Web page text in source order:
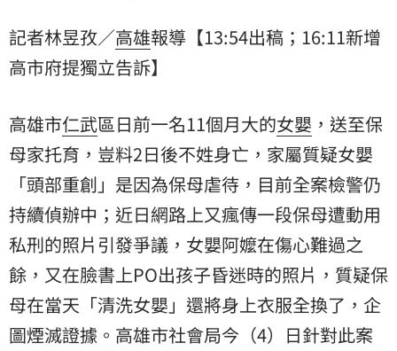
記者林昱孜／高雄報導【13:54出稿；16:11新增
高市府提獨立告訴】
高雄市仁武區日前一名11個月大的女嬰 ，送至保
母家托育，豈料2日後不姓身亡，家屬質疑女嬰
「頭部重創」是因為保母虐待，目前全案檢警仍
持續偵辦中；近日網路上又瘋傳一段保母遭動用
私刑的照片引發爭議，女嬰阿嬤在傷心難過之
餘，又在臉書上PO出孩子昏迷時的照片，質疑保
母在當天「清洗女嬰」還將身上衣服全換了，企
圖煙滅證據。高雄市社會局今（4）日針對此案